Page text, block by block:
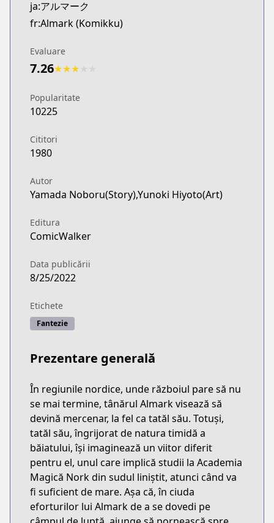
MangaUpdates
MangaUpdates
novelUpdates
novelUpdates
Book☆Walker
Book☆Walker
ja:アルマーク
fr:Almark (Komikku)
Evaluare
7.26★★★
Popularitate
10225
Cititori
1980
Autor
Yamada Noboru(Story),Yunoki Hiyoto(Art)
Editura
ComicWalker
Data publicării
8/25/2022
Etichete
Fantezie
Prezentare generală
În regiunile nordice, unde războiul pare să nu
se mai termine, tânărul Almark visează să
devină mercenar, la fel ca tatăl său. Totuși,
tatăl său, îngrijorat de natura timidă a
băiatului, își imaginează un viitor diferit
pentru el, unul care implică studii la Academia
Magică Nork din sudul liniștit, atunci când va
fi suficient de mare. Așa că, în ciuda
eforturilor lui Almark de a se dovedi pe